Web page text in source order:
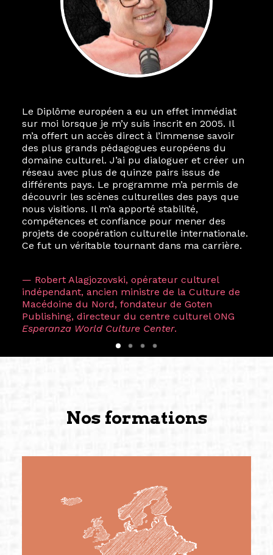
Le Diplôme européen a eu un effet immédiat
sur moi lorsque je m’y suis inscrit en 2005. Il
m’a offert un accès direct à l’immense savoir
des plus grands pédagogues européens du
domaine culturel. J’ai pu dialoguer et créer un
réseau avec plus de quinze pairs issus de
différents pays. Le programme m’a permis de
découvrir les scènes culturelles des pays que
nous visitions. Il m’a apporté stabilité,
compétences et confiance pour mener des
projets de coopération culturelle internationale.
Ce fut un véritable tournant dans ma carrière.
— Robert Alagjozovski, opérateur culturel
indépendant, ancien ministre de la Culture de
Macédoine du Nord, fondateur de Goten
Publishing, directeur du centre culturel ONG
Esperanza World Culture Center.
Nos formations